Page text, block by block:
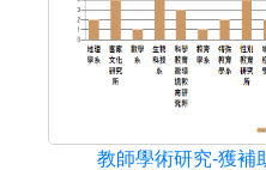
教師學術研究-獲補